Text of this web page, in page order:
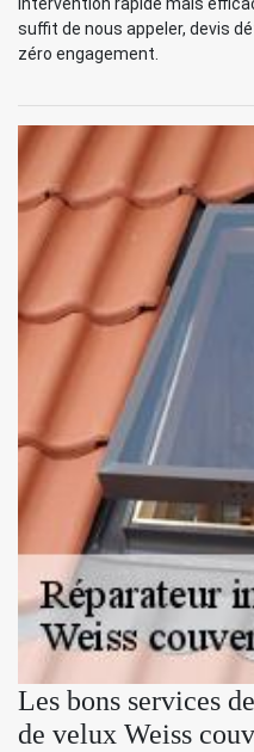
suffit de nous appeler, devis
zéro engagement.
Les bons services
de velux Weiss